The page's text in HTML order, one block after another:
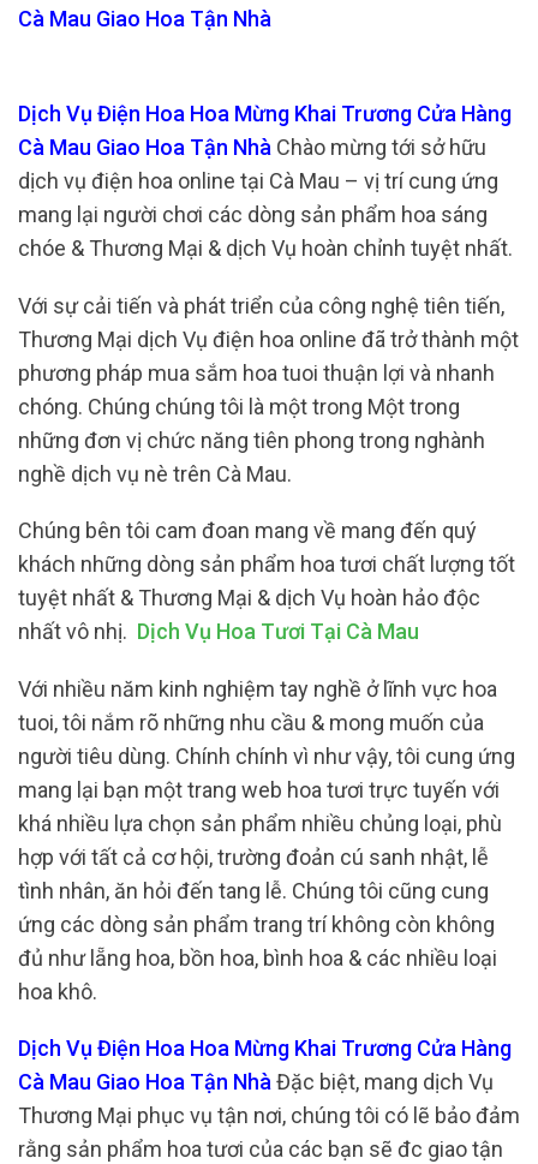
Cà Mau Giao Hoa Tận Nhà
Dịch Vụ Điện Hoa Hoa Mừng Khai Trương Cửa Hàng
Cà Mau Giao Hoa Tận Nhà Chào mừng tới sở hữu
dịch vụ điện hoa online tại Cà Mau – vị trí cung ứng
mang lại người chơi các dòng sản phẩm hoa sáng
chóe & Thương Mại & dịch Vụ hoàn chỉnh tuyệt nhất.
Với sự cải tiến và phát triển của công nghệ tiên tiến,
Thương Mại dịch Vụ điện hoa online đã trở thành một
phương pháp mua sắm hoa tuoi thuận lợi và nhanh
chóng. Chúng chúng tôi là một trong Một trong
những đơn vị chức năng tiên phong trong nghành
nghề dịch vụ nè trên Cà Mau.
Chúng bên tôi cam đoan mang về mang đến quý
khách những dòng sản phẩm hoa tươi chất lượng tốt
tuyệt nhất & Thương Mại & dịch Vụ hoàn hảo độc
nhất vô nhị. Dịch Vụ Hoa Tươi Tại Cà Mau
Với nhiều năm kinh nghiệm tay nghề ở lĩnh vực hoa
tuoi, tôi nắm rõ những nhu cầu & mong muốn của
người tiêu dùng. Chính chính vì như vậy, tôi cung ứng
mang lại bạn một trang web hoa tươi trực tuyến với
khá nhiều lựa chọn sản phẩm nhiều chủng loại, phù
hợp với tất cả cơ hội, trường đoản cú sanh nhật, lễ
tình nhân, ăn hỏi đến tang lễ. Chúng tôi cũng cung
ứng các dòng sản phẩm trang trí không còn không
đủ như lẵng hoa, bồn hoa, bình hoa & các nhiều loại
hoa khô.
Dịch Vụ Điện Hoa Hoa Mừng Khai Trương Cửa Hàng
Cà Mau Giao Hoa Tận Nhà Đặc biệt, mang dịch Vụ
Thương Mại phục vụ tận nơi, chúng tôi có lẽ bảo đảm
rằng sản phẩm hoa tươi của các bạn sẽ đc giao tận